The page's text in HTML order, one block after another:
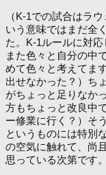
（K-1での試合はラ
いう意味ではまだ全
た。K-1ルールに対応
また色々と自分の中
めて色々と考えてま
出せなかった？）ち
がちょっと足りなか
方もちょっと改良中
ー修業に行く？）そ
というものには特別
の空気に触れて、尚
思っている次第です。